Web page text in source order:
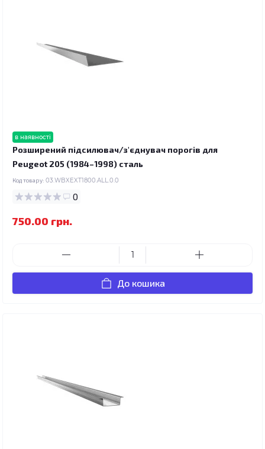
в наявності
Розширений підсилювач/з'єднувач порогів для
Peugeot 205 (1984–1998) сталь
Код товару: 03.WBXEXT1800.ALL.0.0
0
750.00 грн.
До кошика